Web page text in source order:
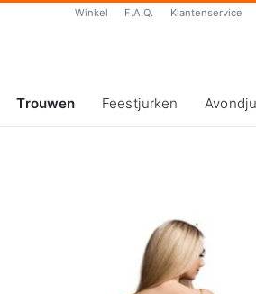
Winkel F.A.Q. Klantenservice
Trouwen Feestjurken